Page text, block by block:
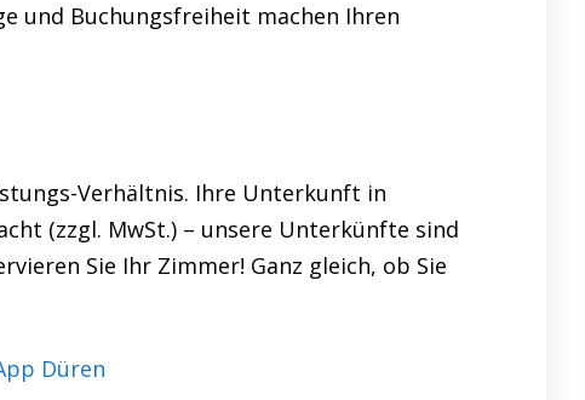
und Buchungsfreiheit machen Ihren
Verhältnis. Ihre Unterkunft in
(zzgl. MwSt.) – unsere Unterkünfte sind
Sie Ihr Zimmer! Ganz gleich, ob Sie